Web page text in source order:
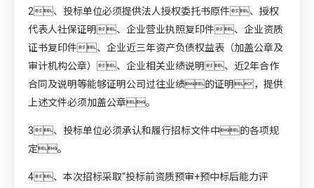
2、投标单位必须提供法人授权委托书原件、授权
代表人社保证明、企业营业执照复印件、企业资质
证书复印件、企业近三年资产负债权益表（加盖公章及
审计机构公章）、企业相关业绩说明、近2年合作
合同及说明等能够证明公司过往业绩的证明，提供
上述文件必须加盖公章。
3、投标单位必须承认和履行招标文件中的各项规
定。
4、本次招标采取“投标前资质预审+预中标后能力评